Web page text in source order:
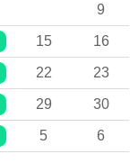
9
15 16
22 23
29 30
5 6